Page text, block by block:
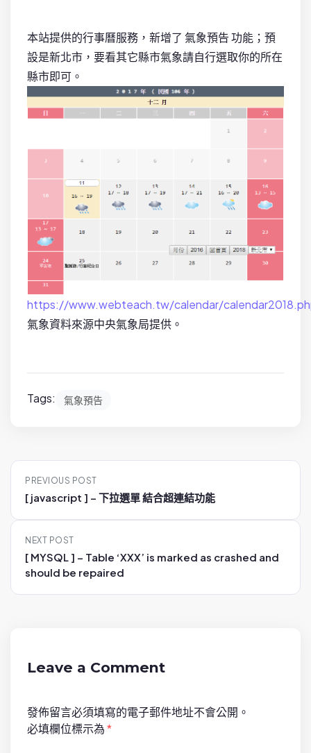
本站提供的行事曆服務，新增了 氣象預告 功能；預
設是新北市，要看其它縣市氣象請自行選取你的所在
縣市即可。
https://www.webteach.tw/calendar/
氣象資料來源中央氣象局提供。
Tags: 氣象預告
P
t
PREVIOUS POST
[ javascript ] – 下拉選單 結合超連結功能
NEXT POST
[ MYSQL ] – Table ‘XXX’ is marked as crashed and
should be repaired
Leave a Comment
發佈留言必須填寫的電子郵件地址不會公開。
必填欄位標示為*